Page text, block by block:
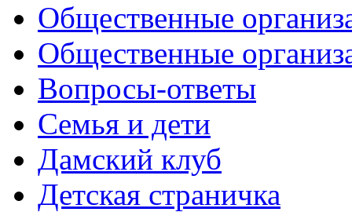
Общественные
Общественные
Вопросы-ответы
Семья и дети
Дамский клуб
Детская страничка